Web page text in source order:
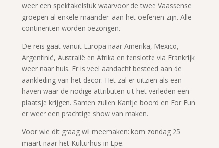
weer een spektakelstuk waarvoor de twee Vaassense
groepen al enkele maanden aan het oefenen zijn. Alle
continenten worden bezongen.
De reis gaat vanuit Europa naar Amerika, Mexico,
Argentinië, Australië en Afrika en tenslotte via Frankrijk
weer naar huis. Er is veel aandacht besteed aan de
aankleding van het decor. Het zal er uitzien als een
haven waar de nodige attributen uit het verleden een
plaatsje krijgen. Samen zullen Kantje boord en For Fun
er weer een prachtige show van maken.
Voor wie dit graag wil meemaken: kom zondag 25
maart naar het Kulturhus in Epe.